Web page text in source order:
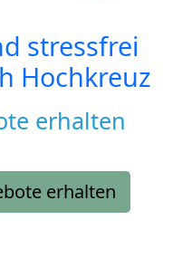
stressfrei
Hochkreuz
erhalten
erhalten